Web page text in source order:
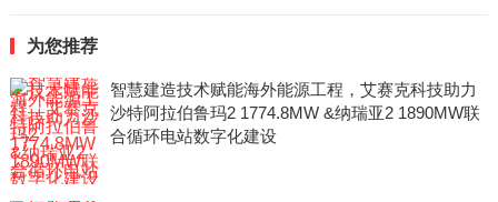
为您推荐
智慧建造技术赋能海外能源工程，艾赛克科技助力
沙特阿拉伯鲁玛2 1774.8MW &纳瑞亚2 1890MW联
合循环电站数字化建设